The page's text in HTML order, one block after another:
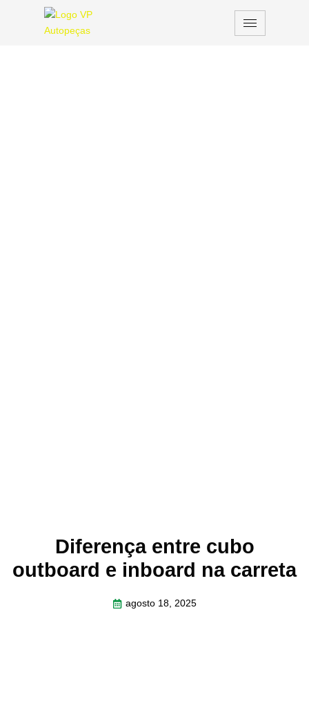
Diferença entre cubo
outboard e inboard na carreta
agosto 18, 2025